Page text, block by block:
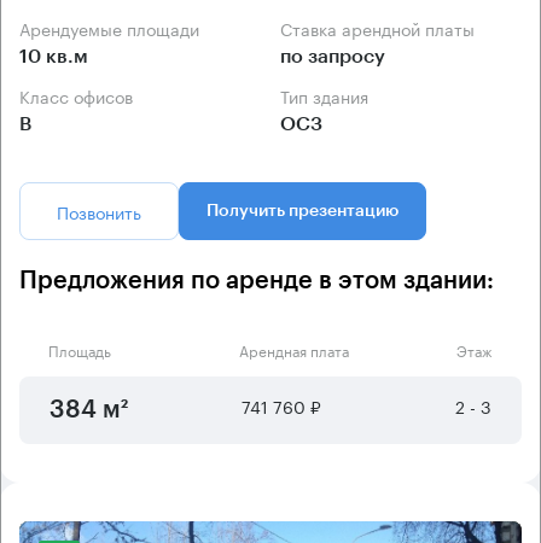
Арендуемые площади
10 кв.м
Ставка арендной платы
по запросу
Класс офисов
B
Тип здания
ОСЗ
Позвонить Получить презентацию
Предложения по аренде в этом здании:
Площадь Арендная плата Этаж
384 м² 741 760 ₽ 2 - 3